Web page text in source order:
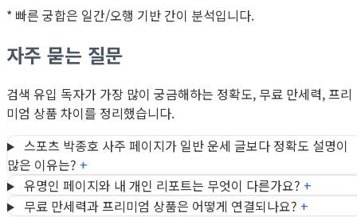
* 빠른 궁합은 일간/오행 기반 간이 분석입니다.
자주 묻는 질문
검색 유입 독자가 가장 많이 궁금해하는 정확도, 무료 만세력, 프리
미엄 상품 차이를 정리했습니다.
스포츠 박종호 사주 페이지가 일반 운세 글보다 정확도 설명이
많은 이유는? +
유명인 페이지와 내 개인 리포트는 무엇이 다른가요? +
무료 만세력과 프리미엄 상품은 어떻게 연결되나요? +